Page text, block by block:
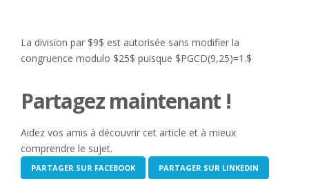
La division par $9$ est autorisée sans modifier la
congruence modulo $25$ puisque $PGCD(9,25)=1.$
Partagez maintenant !
Aidez vos amis à découvrir cet article et à mieux
comprendre le sujet.
PARTAGER SUR FACEBOOK PARTAGER SUR LINKEDIN